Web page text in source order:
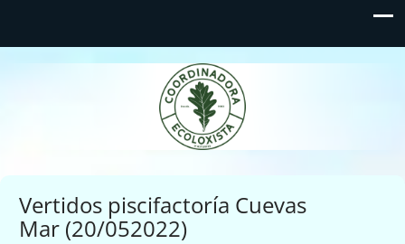
Coordinadora Ecoloxista
d'Asturies
Vertidos piscifactoría Cuevas
Mar (20/052022)